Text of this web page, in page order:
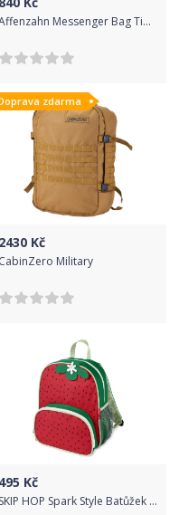
Affenzahn Messenger Bag Timmy Tiger - orange uni
zdarma
2430 Kč
CabinZero Military
495 Kč
SKIP HOP Spark Style Batůžek do školky Jahoda 3+